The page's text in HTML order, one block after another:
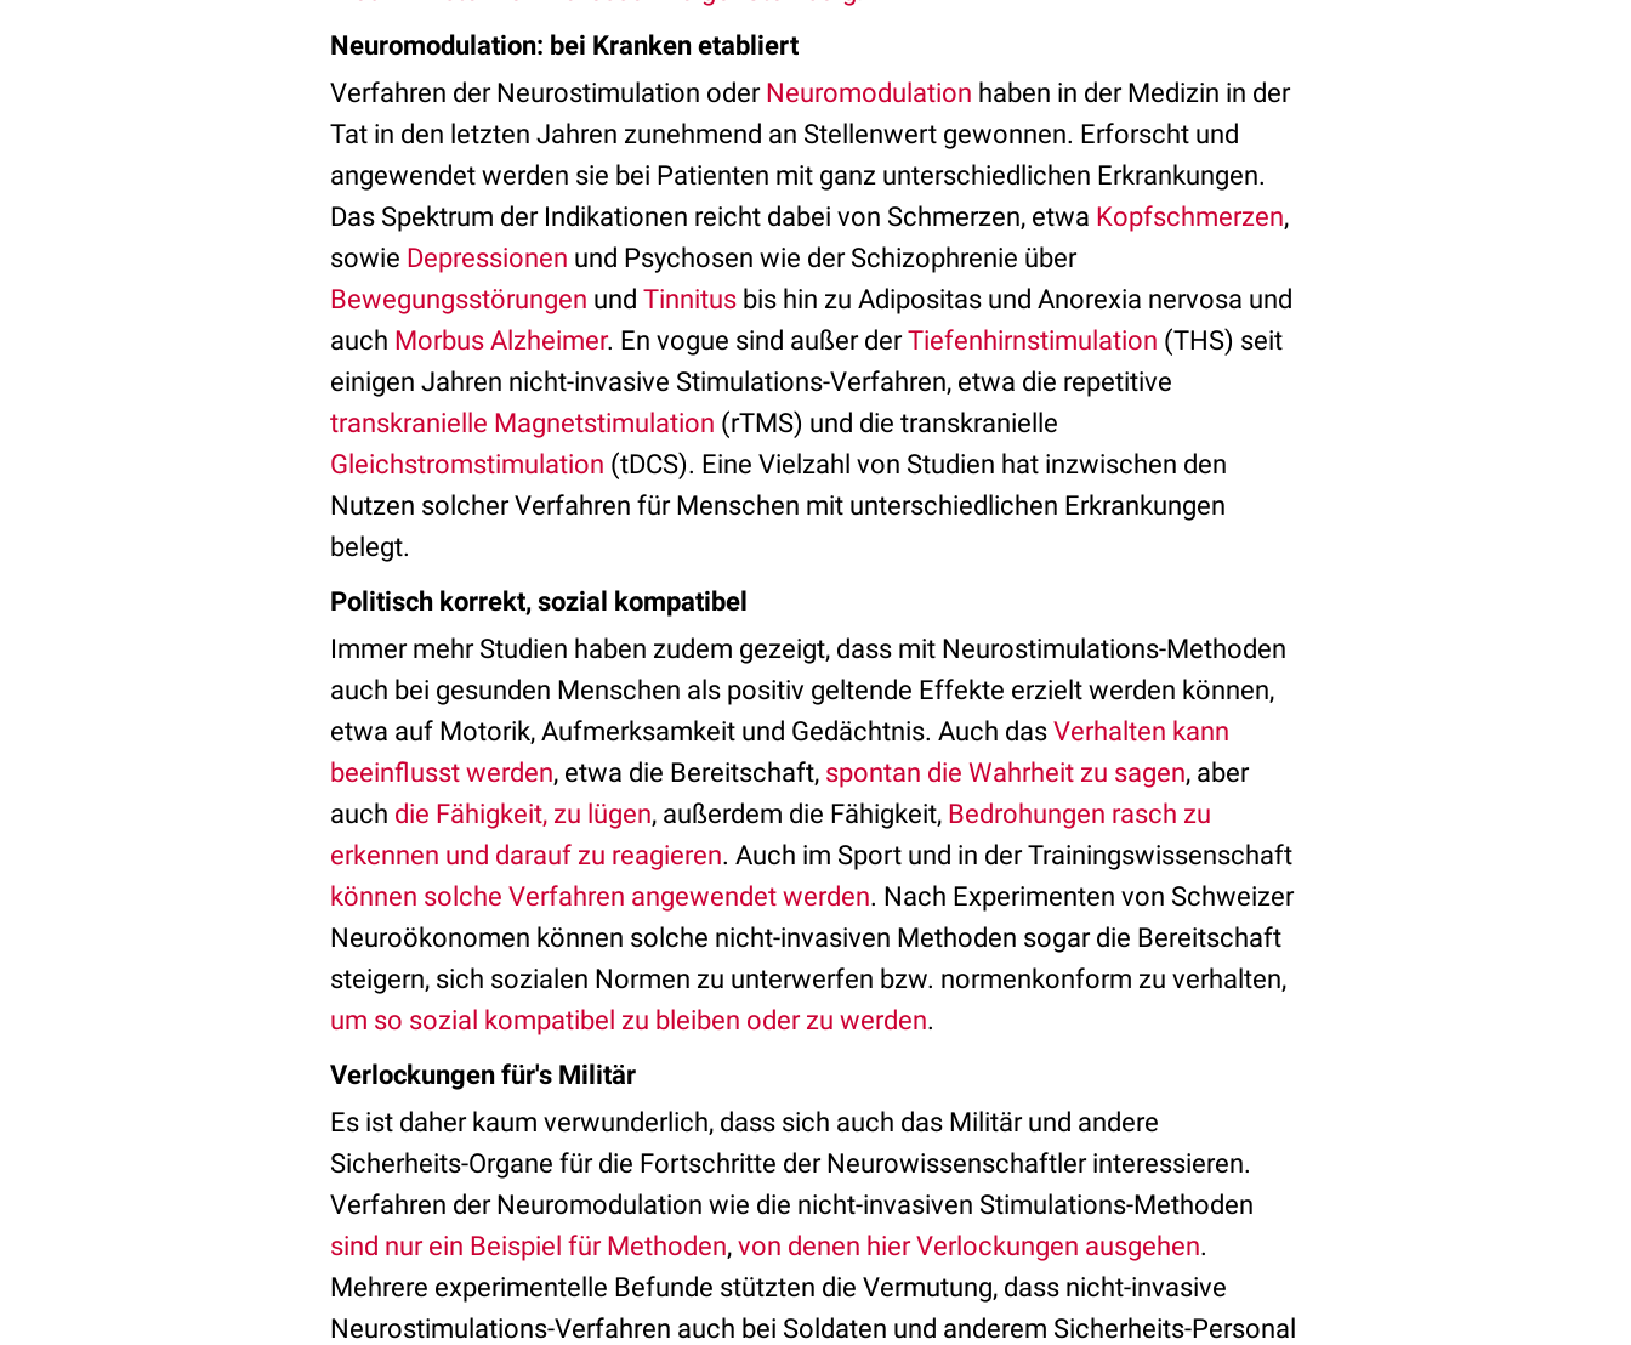
Neuromodulation: bei Kranken etabliert
Verfahren der Neurostimulation oder Neuromodulation haben in der Medizin in der
Tat in den letzten Jahren zunehmend an Stellenwert gewonnen. Erforscht und
angewendet werden sie bei Patienten mit ganz unterschiedlichen Erkrankungen.
Das Spektrum der Indikationen reicht dabei von Schmerzen, etwa Kopfschmerzen,
sowie Depressionen und Psychosen wie der Schizophrenie über
Bewegungsstörungen und Tinnitus bis hin zu Adipositas und Anorexia nervosa und
auch Morbus Alzheimer. En vogue sind außer derTiefenhirnstimulation (THS) seit
einigen Jahren nicht-invasive Stimulations-Verfahren, etwa die repetitive
transkranielle Magnetstimulation (rTMS) und die transkranielle
Gleichstromstimulation (tDCS). Eine Vielzahl von Studien hat inzwischen den
Nutzen solcher Verfahren für Menschen mit unterschiedlichen Erkrankungen
belegt.
Politisch korrekt, sozial kompatibel
Immer mehr Studien haben zudem gezeigt, dass mit Neurostimulations-Methoden
auch bei gesunden Menschen als positiv geltende Effekte erzielt werden können,
etwa auf Motorik, Aufmerksamkeit und Gedächtnis. Auch das Verhalten kann
beeinflusst werden, etwa die Bereitschaft, spontan die Wahrheit zu sagen, aber
auch die Fähigkeit, zu lügen, außerdem die Fähigkeit, Bedrohungen rasch zu
erkennen und darauf zu reagieren. Auch im Sport und in der Trainingswissenschaft
können solche Verfahren angewendet werden. Nach Experimenten von Schweizer
Neuroökonomen können solche nicht-invasiven Methoden sogar die Bereitschaft
steigern, sich sozialen Normen zu unterwerfen bzw. normenkonform zu verhalten,
um so sozial kompatibel zu bleiben oder zu werden.
Verlockungen für's Militär
Es ist daher kaum verwunderlich, dass sich auch das Militär und andere
Sicherheits-Organe für die Fortschritte der Neurowissenschaftler interessieren.
Verfahren der Neuromodulation wie die nicht-invasiven Stimulations-Methoden
sind nur ein Beispiel für Methoden, von denen hier Verlockungen ausgehen.
Mehrere experimentelle Befunde stützten die Vermutung, dass nicht-invasive
Neurostimulations-Verfahren auch bei Soldaten und anderem Sicherheits-Personal